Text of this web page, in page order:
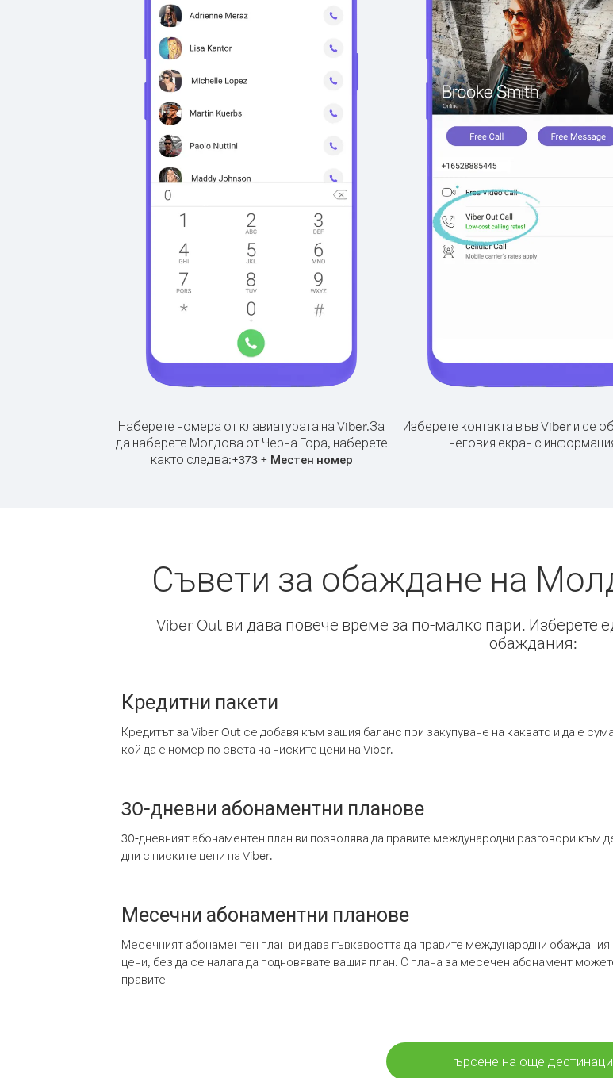
Наберете номера от клавиатурата на Viber.За
да наберете Молдова от Черна Гора, наберете
както следва:+373+ Местен номер
Изберете контакта във Viber и се
неговия екран с
Съвети за обаждане на
Viber Out ви дава повече време за по-малко пари. Изберете
обаждания:
Кредитни пакети
Кредитът за Viber Out се добавя към вашия баланс при закупуване на каквато и да е
кой да е номер по света на ниските цени на Viber.
30-дневни абонаментни планове
30-дневният абонаментен план ви позволява да правите международни разговори към
дни с ниските цени на Viber.
Месечни абонаментни планове
Месечният абонаментен план ви дава гъвкавостта да правите международни
цени, без да се налага да подновявате вашия план. С плана за месечен абонамент
правите
Търсене на още